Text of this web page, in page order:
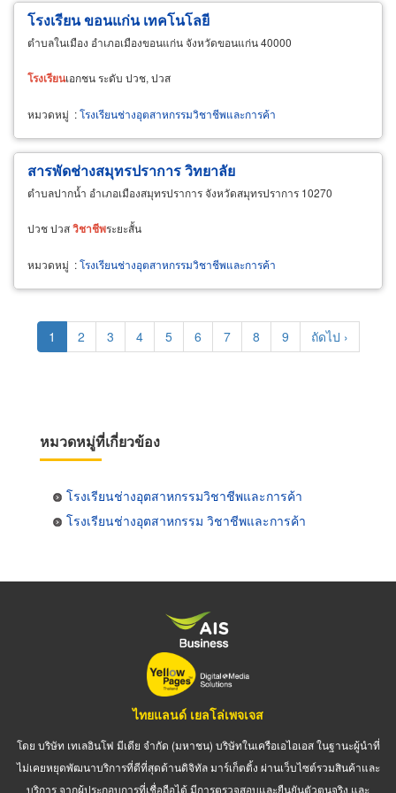
โรงเรียน ขอนแก่น เทคโนโลยี
ตำบลในเมือง อำเภอเมืองขอนแก่น จังหวัดขอนแก่น 40000
โรงเรียนเอกชน ระดับ ปวช, ปวส
หมวดหมู่ :โรงเรียนช่างอุตสาหกรรมวิชาชีพและการค้า
สารพัดช่างสมุทรปราการ วิทยาลัย
ตำบลปากน้ำ อำเภอเมืองสมุทรปราการ จังหวัดสมุทรปราการ 10270
ปวช ปวสวิชาชีพระยะสั้น
หมวดหมู่ :โรงเรียนช่างอุตสาหกรรมวิชาชีพและการค้า
Pagination
Current
page
1 Page
2 Page
3 Page
4 Page
5 Page
6 Page
7 Page
8 Page
9
Next
page
ถัดไป ›
หมวดหมู่ที่เกี่ยวข้อง
โรงเรียนช่างอุตสาหกรรมวิชาชีพและการค้า
โรงเรียนช่างอุตสาหกรรม วิชาชีพและการค้า
ไทยแลนด์ เยลโล่เพจเจส
โดย บริษัท เทเลอินโฟ มีเดีย จำกัด (มหาชน) บริษัทในเครือเอไอเอส ในฐานะผู้นำที่
ไม่เคยหยุดพัฒนาบริการที่ดีที่สุดด้านดิจิทัล มาร์เก็ตติ้ง ผ่านเว็บไซต์รวมสินค้าและ
บริการ จากผู้ประกอบการที่เชื่อถือได้ มีการตรวจสอบและยืนยันตัวตนจริง และ